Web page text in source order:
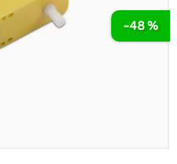
-48 %